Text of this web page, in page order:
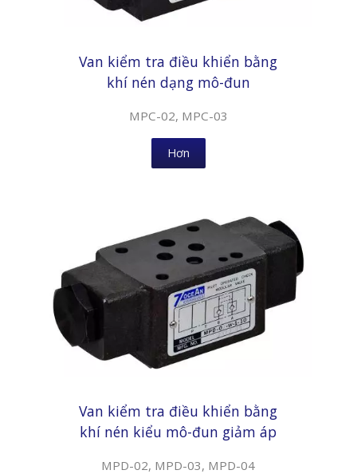
Van kiểm tra điều khiển bằng
khí nén dạng mô-đun
MPC-02, MPC-03
Hơn
Van kiểm tra điều khiển bằng
khí nén kiểu mô-đun giảm áp
MPD-02, MPD-03, MPD-04